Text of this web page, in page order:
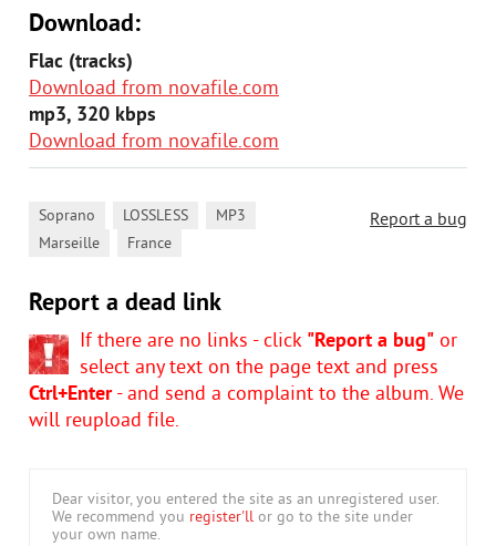
Download:
Flac (tracks)
Download from novafile.com
mp3, 320 kbps
Download from novafile.com
Report a bug
Soprano LOSSLESS MP3
Marseille France
Report a dead link
If there are no links - click "Report a bug" or
select any text on the page text and press
Ctrl+Enter- and send a complaint to the album. We
will reupload file.
Dear visitor, you entered the site as an unregistered user.
We recommend you register'll or go to the site under
your own name.